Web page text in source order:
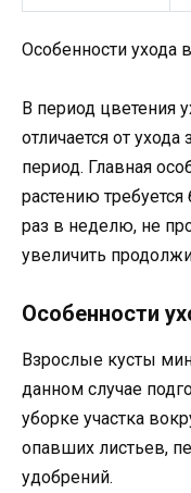
Особенности ухода
В период цветения
отличается от
период. Главная
растению
раз в неделю, не
увеличить
Особенности
Взрослые кусты
данном случае
уборке участка
опавших листьев,
удобрений.